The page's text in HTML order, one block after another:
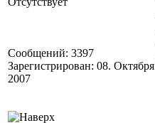
Сообщений: 3397
Зарегистрирован: 08. Октября
2007